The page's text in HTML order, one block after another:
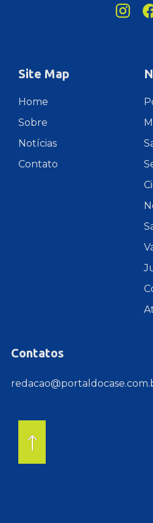
Site Map
Home
Sobre
Notícias
Contato
Contatos